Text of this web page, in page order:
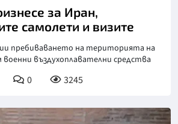
за Иран,
самолети и визите
пребиваването на територията на
военни въздухоплавателни средства
0 3245